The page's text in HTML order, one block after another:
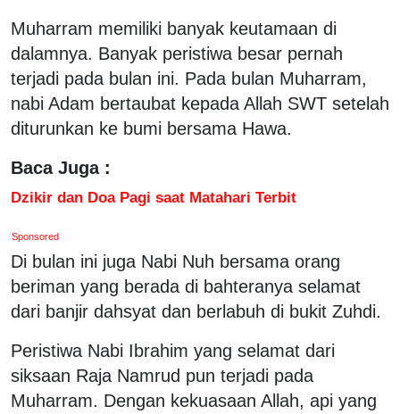
Muharram memiliki banyak keutamaan di
dalamnya. Banyak peristiwa besar pernah
terjadi pada bulan ini. Pada bulan Muharram,
nabi Adam bertaubat kepada Allah SWT setelah
diturunkan ke bumi bersama Hawa.
Baca Juga :
Dzikir dan Doa Pagi saat Matahari Terbit
Sponsored
Di bulan ini juga Nabi Nuh bersama orang
beriman yang berada di bahteranya selamat
dari banjir dahsyat dan berlabuh di bukit Zuhdi.
Peristiwa Nabi Ibrahim yang selamat dari
siksaan Raja Namrud pun terjadi pada
Muharram. Dengan kekuasaan Allah, api yang